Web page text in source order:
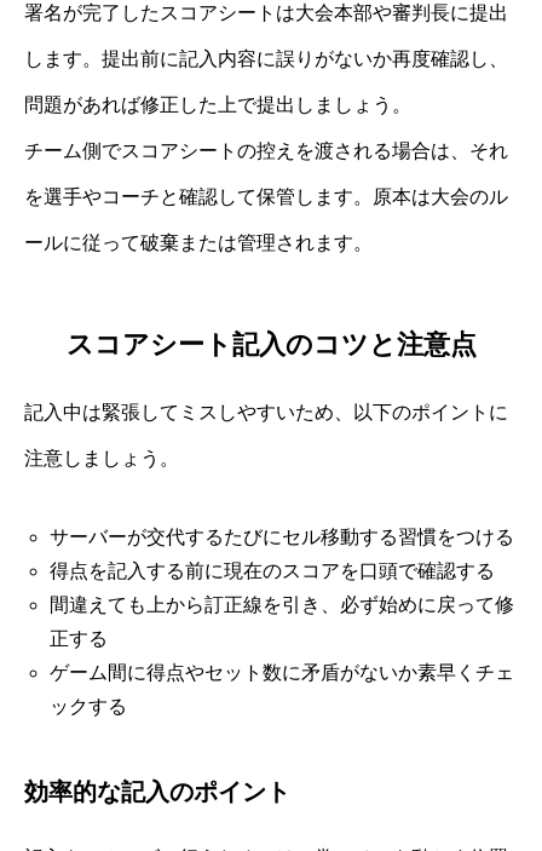
署名が完了したスコアシートは大会本部や審判長に提出
します。提出前に記入内容に誤りがないか再度確認し、
問題があれば修正した上で提出しましょう。
チーム側でスコアシートの控えを渡される場合は、それ
を選手やコーチと確認して保管します。原本は大会のル
ールに従って破棄または管理されます。
スコアシート記入のコツと注意点
記入中は緊張してミスしやすいため、以下のポイントに
注意しましょう。
サーバーが交代するたびにセル移動する習慣をつける
得点を記入する前に現在のスコアを口頭で確認する
間違えても上から訂正線を引き、必ず始めに戻って修
正する
ゲーム間に得点やセット数に矛盾がないか素早くチェ
ックする
効率的な記入のポイント